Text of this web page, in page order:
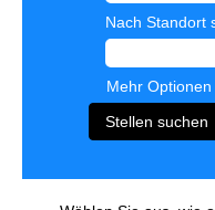
Nach Standort
Mehr